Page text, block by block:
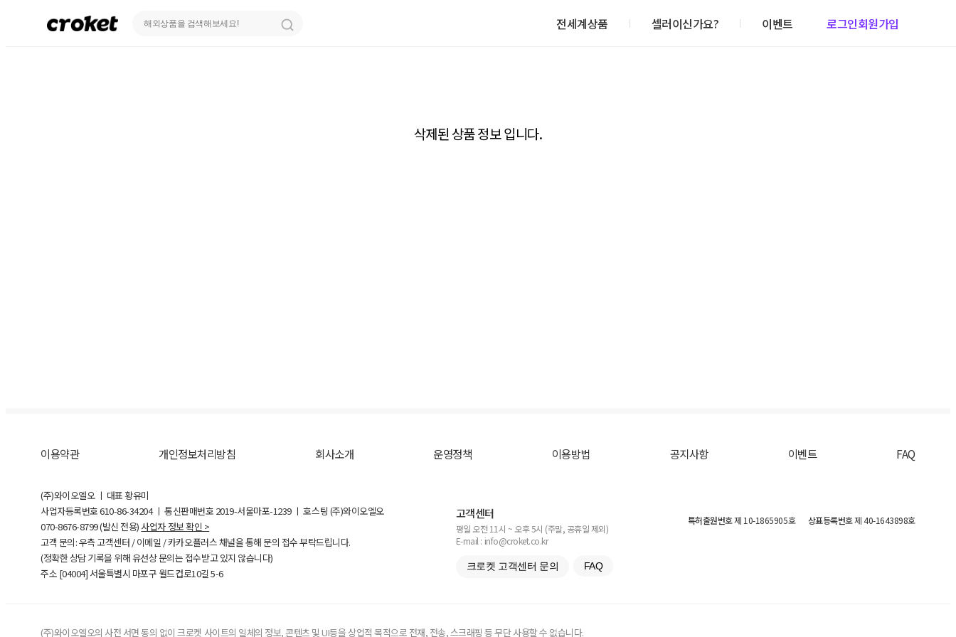
전세계상품 셀러이신가요? 이벤트 로그인회원가입
삭제된 상품 정보 입니다.
이용약관 개인정보처리방침 회사소개 운영정책 이용방법 공지사항 이벤트 FAQ
(주)와이오엘오 ㅣ 대표 황유미
사업자등록번호610-86-34204ㅣ 통신판매번호 2019-서울마포-1239 ㅣ 호스팅 (주)와이오엘오
070-8676-8799 (발신 전용) 사업자 정보 확인 >
고객 문의: 우측 고객센터 / 이메일 / 카카오플러스 채널을 통해 문의 접수 부탁드립니다.
(정확한 상담 기록을 위해 유선상 문의는 접수받고 있지 않습니다)
주소 [04004] 서울특별시 마포구 월드컵로10길5-6
고객센터
평일 오전 11시 ~ 오후 5시 (주말, 공휴일 제외)
E-mail : info@croket.co.kr
크로켓 고객센터 문의 FAQ
특허출원번호제 10-1865905호 상표등록번호제 40-1643898호
(주)와이오엘오의 사전 서면 동의 없이 크로켓 사이트의 일체의 정보, 콘텐츠 및 UI등을 상업적 목적으로 전재, 전송, 스크래핑 등 무단 사용할 수 없습니다.